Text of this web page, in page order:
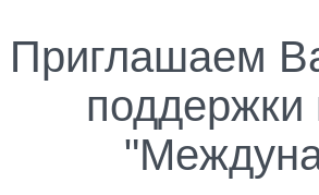
Приглашаем
поддержки